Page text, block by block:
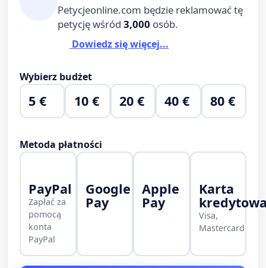
Petycjeonline.com będzie reklamować tę
petycję wśród 3,000 osób.
Dowiedz się więcej...
Wybierz budżet
5 € 10 € 20 € 40 € 80 €
Metoda płatności
PayPal
Zapłać za
pomocą
konta
PayPal
Google
Pay
Apple
Pay
Karta
Visa,
Mastercard